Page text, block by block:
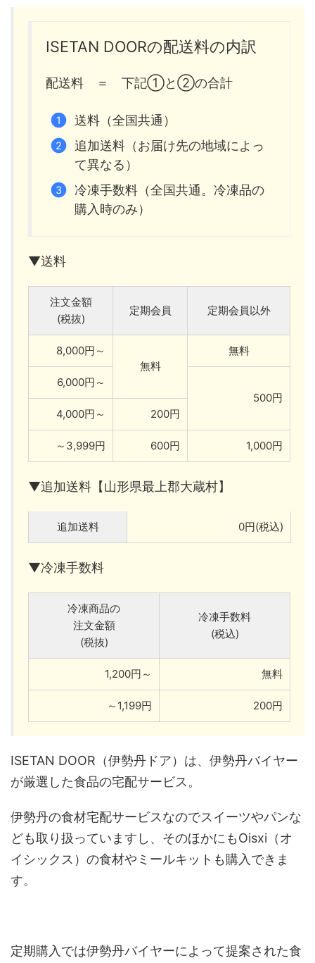
ISETAN DOORの配送料の内訳
配送料 ＝ 下記①と②の合計
送料（全国共通）
追加送料（お届け先の地域によっ
て異なる）
冷凍手数料（全国共通。冷凍品の
購入時のみ）
▼送料
注文金額
(税抜)
定期会員 定期会員以外
8,000円～
無料
無料
6,000円～
500円
4,000円～
200円
～3,999円 600円 1,000円
▼追加送料【山形県最上郡大蔵村】
追加送料 0円(税込)
▼冷凍手数料
冷凍商品の
注文金額
(税抜)
冷凍手数料
(税込)
1,200円～ 無料
～1,199円 200円
ISETAN DOOR（伊勢丹ドア）は、伊勢丹バイヤー
が厳選した食品の宅配サービス。
伊勢丹の食材宅配サービスなのでスイーツやパンな
ども取り扱っていますし、そのほかにもOisxi（オ
イシックス）の食材やミールキットも購入できま
す。
定期購入では伊勢丹バイヤーによって提案された食